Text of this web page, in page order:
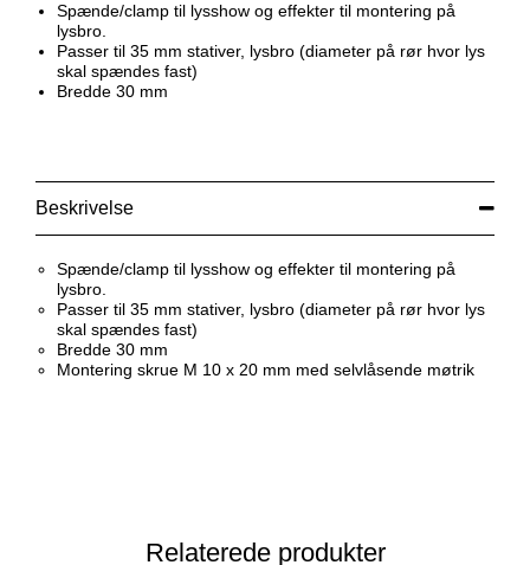
Spænde/clamp til lysshow og effekter til montering på
lysbro.
Passer til 35 mm stativer, lysbro (diameter på rør hvor lys
skal spændes fast)
Bredde 30 mm
Beskrivelse
Spænde/clamp til lysshow og effekter til montering på
lysbro.
Passer til 35 mm stativer, lysbro (diameter på rør hvor lys
skal spændes fast)
Bredde 30 mm
Montering skrue M 10 x 20 mm med selvlåsende møtrik
Relaterede produkter